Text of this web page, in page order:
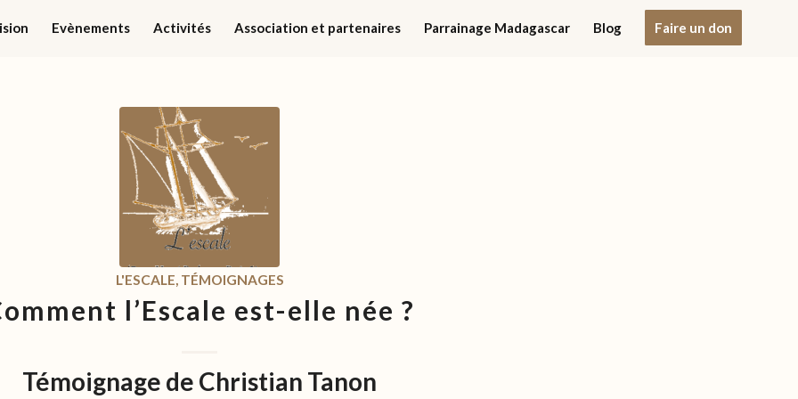
Evènements Activités Association et partenaires Parrainage Madagascar Blog Faire un don
L'ESCALE, TÉMOIGNAGES
l’Escale est-elle née ?
Témoignage de Christian Tanon